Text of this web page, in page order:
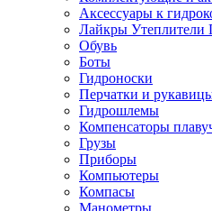
Аксессуары к
Лайкры Утеплители
Обувь
Боты
Гидроноски
Перчатки и
Гидрошлемы
Компенсаторы
Грузы
Приборы
Компьютеры
Компасы
Манометры